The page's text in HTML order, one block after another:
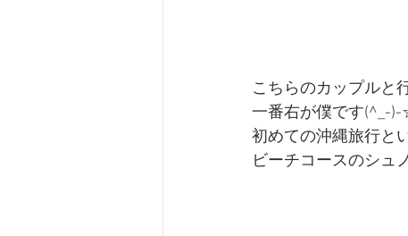
こちらのカップルと
一番右が僕です(^_-
初めての沖縄旅行と
ビーチコースのシュ